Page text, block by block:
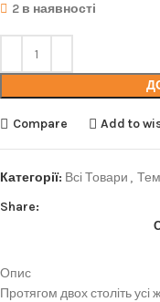
2 в наявності
Compare Add to
Категорії: Всі Товари ,
Share:
Опис
Протягом двох століть усі